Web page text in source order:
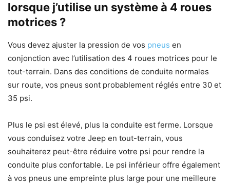
lorsque j’utilise un système à 4 roues
motrices ?
Vous devez ajuster la pression de vos pneus en
conjonction avec l’utilisation des 4 roues motrices pour le
tout-terrain. Dans des conditions de conduite normales
sur route, vos pneus sont probablement réglés entre 30 et
35 psi.
Plus le psi est élevé, plus la conduite est ferme. Lorsque
vous conduisez votre Jeep en tout-terrain, vous
souhaiterez peut-être réduire votre psi pour rendre la
conduite plus confortable. Le psi inférieur offre également
à vos pneus une empreinte plus large pour une meilleure